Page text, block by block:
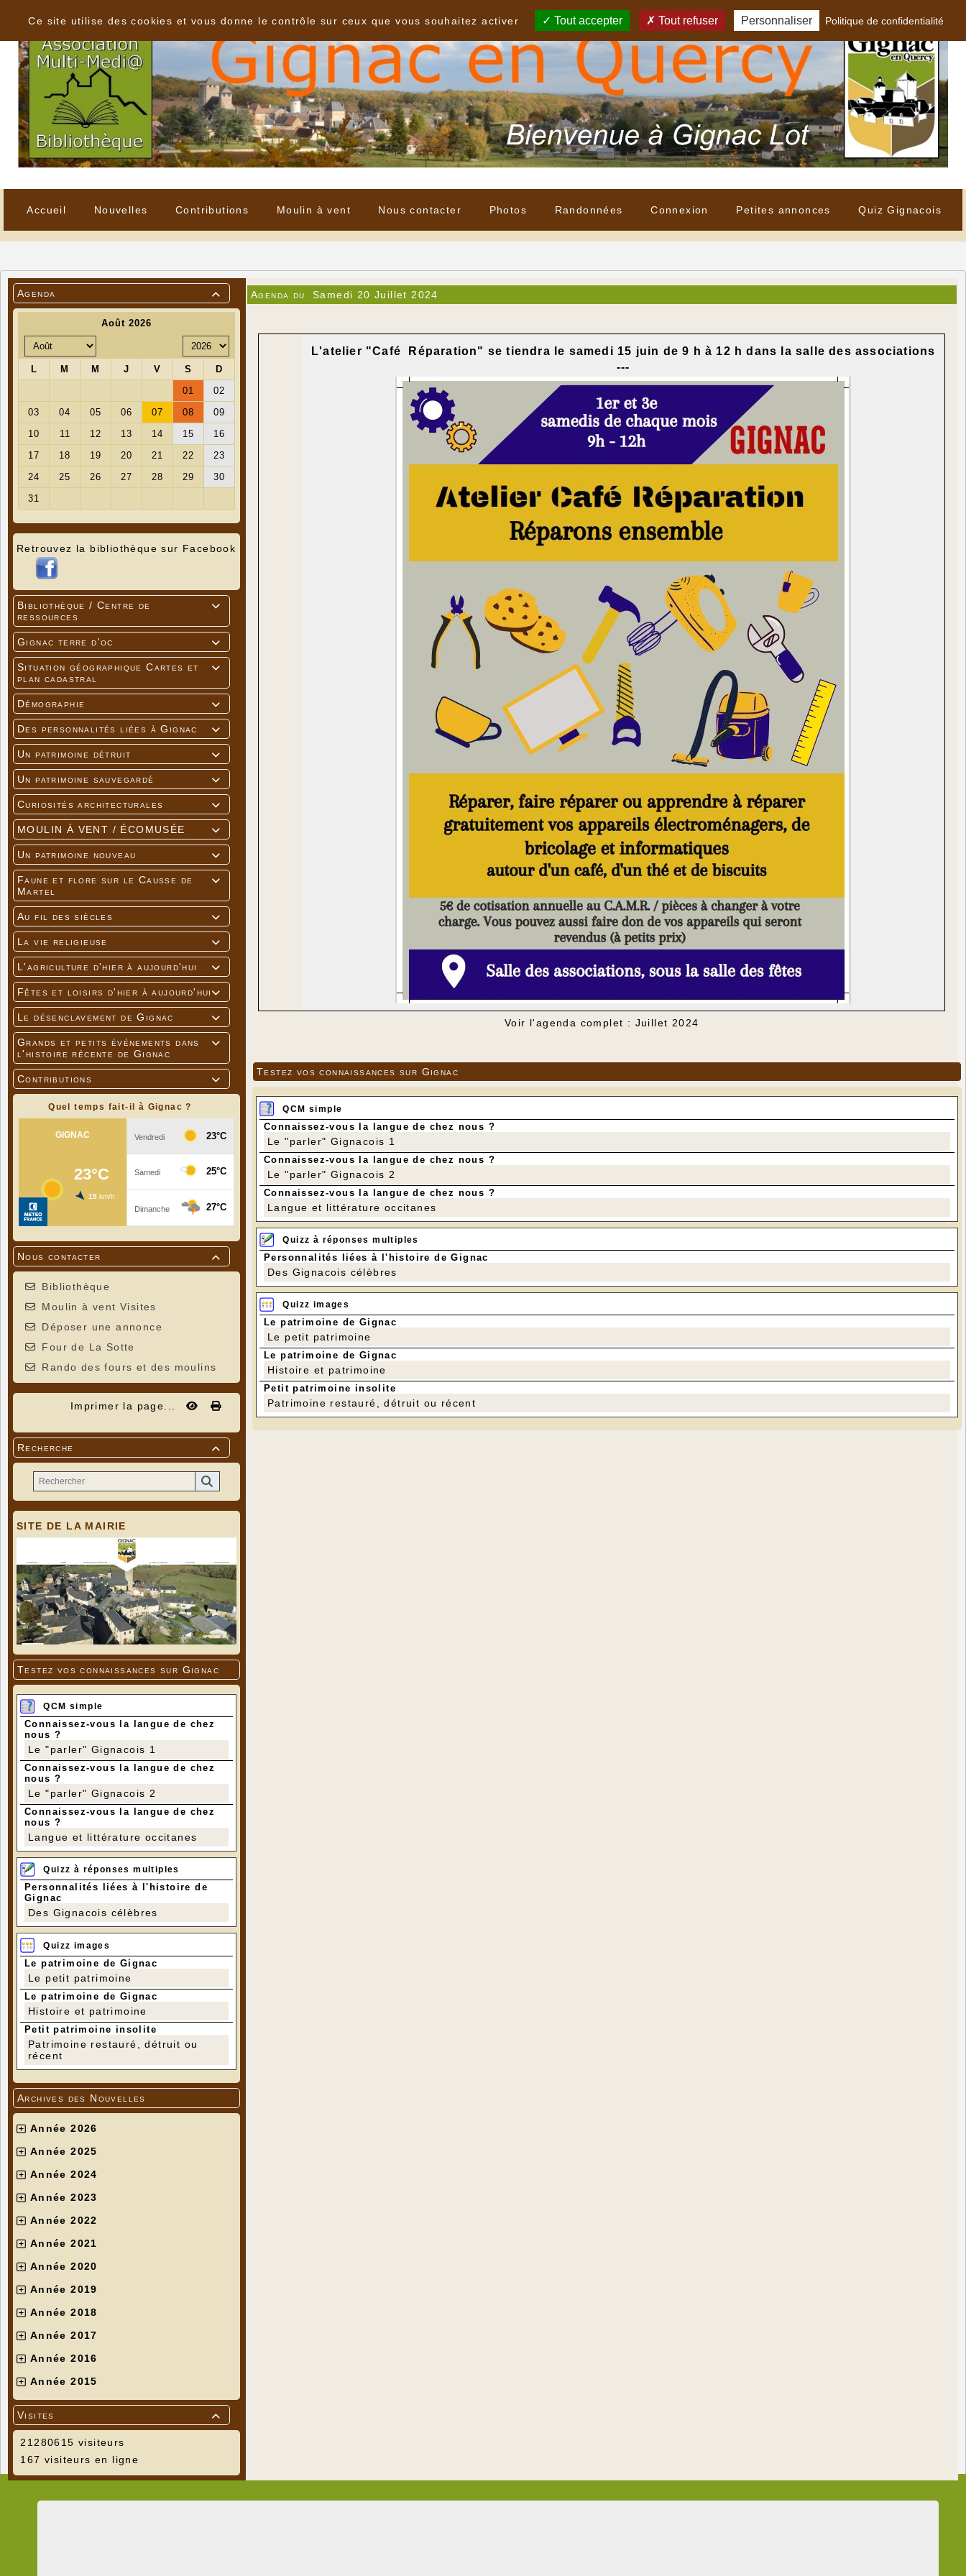
Accueil Nouvelles Contributions Moulin à vent Nous contacter Photos Randonnées Connexion Petites annonces Quiz Gignacois

Agenda
Retrouvez la bibliothèque sur Facebook

Bibliothèque / Centre de
ressources

Gignac terre d'oc

Situation géographique Cartes et
plan cadastral

Démographie

Des personnalités liées à Gignac

Un patrimoine détruit

Un patrimoine sauvegardé

Curiosités architecturales

MOULIN À VENT / ÉCOMUSÉE

Un patrimoine nouveau

Faune et flore sur le Causse de
Martel

Au fil des siècles

La vie religieuse

L'agriculture d'hier à aujourd'hui

Fêtes et loisirs d'hier à aujourd'hui

Le désenclavement de Gignac

Grands et petits événements dans
l'histoire récente de Gignac

Contributions
Quel temps fait-il à Gignac ?

Nous contacter
Bibliothèque
Moulin à vent Visites
Déposer une annonce
Four de La Sotte
Rando des fours et des moulins
Imprimer la page...

Recherche
SITE DE LA MAIRIE
Testez vos connaissances sur Gignac
QCM simple
Connaissez-vous la langue de chez
nous ?
Le "parler" Gignacois 1
Connaissez-vous la langue de chez
nous ?
Le "parler" Gignacois 2
Connaissez-vous la langue de chez
nous ?
Langue et littérature occitanes
Quizz à réponses multiples
Personnalités liées à l'histoire de
Gignac
Des Gignacois célèbres
Quizz images
Le patrimoine de Gignac
Le petit patrimoine
Le patrimoine de Gignac
Histoire et patrimoine
Petit patrimoine insolite
Patrimoine restauré, détruit ou
récent
Archives des Nouvelles
Année 2026
Année 2025
Année 2024
Année 2023
Année 2022
Année 2021
Année 2020
Année 2019
Année 2018
Année 2017
Année 2016
Année 2015

Visites
21280615 visiteurs
167 visiteurs en ligne
Agenda du Samedi 20 Juillet 2024
L'atelier "Café Réparation" se tiendra le samedi 15 juin de 9 h à 12 h dans la salle des associations
---
Voir l'agenda complet : Juillet 2024
Testez vos connaissances sur Gignac
QCM simple
Connaissez-vous la langue de chez nous ?
Le "parler" Gignacois 1
Connaissez-vous la langue de chez nous ?
Le "parler" Gignacois 2
Connaissez-vous la langue de chez nous ?
Langue et littérature occitanes
Quizz à réponses multiples
Personnalités liées à l'histoire de Gignac
Des Gignacois célèbres
Quizz images
Le patrimoine de Gignac
Le petit patrimoine
Le patrimoine de Gignac
Histoire et patrimoine
Petit patrimoine insolite
Patrimoine restauré, détruit ou récent
Ce site utilise des cookies et vous donne le contrôle sur ceux que vous souhaitez activer
Tout accepter Tout refuser Personnaliser Politique de confidentialité